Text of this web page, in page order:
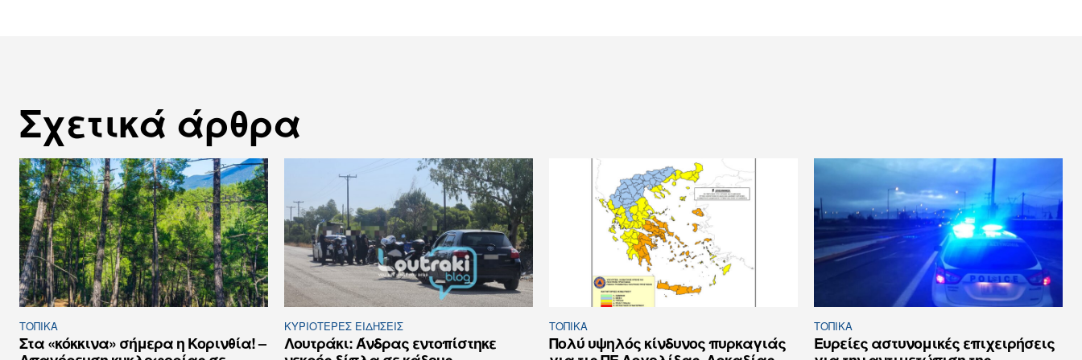
Σχετικά άρθρα
ΤΟΠΙΚΑ
Στα «κόκκινα» σήμερα η Κορινθία! –
ΚΥΡΙΌΤΕΡΕΣ ΕΙΔΉΣΕΙΣ
Λουτράκι: Άνδρας εντοπίστηκε
ΤΟΠΙΚΑ
Πολύ υψηλός κίνδυνος πυρκαγιάς
ΤΟΠΙΚΑ
Ευρείες αστυνομικές επιχειρήσεις